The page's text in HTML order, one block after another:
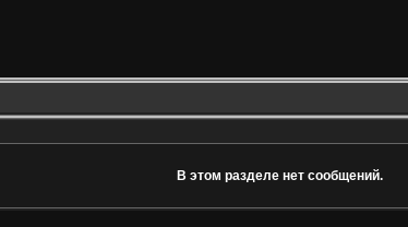
В этом разделе нет сообщений.